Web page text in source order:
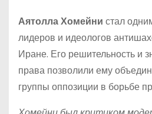
Аятолла Хомейни стал
лидеров и идеологов
Иране. Его решительность и
права позволили ему
группы оппозиции в борьбе